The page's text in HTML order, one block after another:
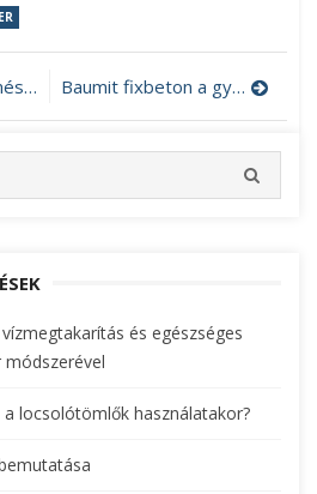
Baumit fixbeton a gyors és egyszerű munkához
E
és egészséges
módszerével
locsolótömlők használatakor?